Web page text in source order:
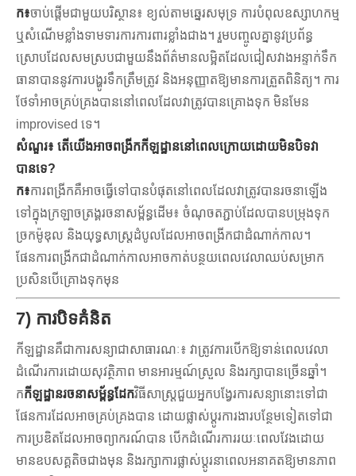
ក៖ចាប់ផ្តើមជាមួយបរិស្ថាន៖ ខ្យល់តាមឆ្នេរសមុទ្រ ការបំពុលឧស្សាហកម្ម
ឬសំណើមខ្លាំងទាមទារការការពារខ្លាំងជាង។ រួមបញ្ចូលគ្នានូវប្រព័ន្ធ
ស្រោបដែលសមស្របជាមួយនឹងព័ត៌មានលម្អិតដែលជៀសវាងអន្ទាក់ទឹក
ធានាបាននូវការបង្ហូរទឹកត្រឹមត្រូវ និងអនុញ្ញាតឱ្យមានការត្រួតពិនិត្យ។ ការ
ថែទាំអាចគ្រប់គ្រងបាននៅពេលដែលវាត្រូវបានគ្រោងទុក មិនមែន
improvised ទេ។
សំណួរ៖ តើយើងអាចពង្រីកកីឡដ្ឋាននៅពេលក្រោយដោយមិនបិទវា
បានទេ?
ក៖ការពង្រីកគឺអាចធ្វើទៅបានបំផុតនៅពេលដែលវាត្រូវបានរចនាឡើង
ទៅក្នុងក្រឡាចត្រង្គរចនាសម្ព័ន្ធដើម៖ ចំណុចតភ្ជាប់ដែលបានបម្រុងទុក
ច្រកម៉ូឌុល និងយុទ្ធសាស្ត្រដំបូលដែលអាចពង្រីកជាដំណាក់កាល។
ផែនការពង្រីកជាដំណាក់កាលអាចកាត់បន្ថយពេលវេលាឈប់សម្រាក
ប្រសិនបើគ្រោងទុកមុន
7) ការបិទគំនិត
កីឡដ្ឋានគឺជាការសន្យាជាសាធារណៈ៖ វាត្រូវការបើកឱ្យទាន់ពេលវេលា
ដំណើរការដោយសុវត្ថិភាព មានអារម្មណ៍ស្រួល និងរក្សាបានច្រើនឆ្នាំ។
កកីឡដ្ឋានរចនាសម្ព័ន្ធដែកវិធីសាស្រ្តជួយអ្នកបង្វែរការសន្យានោះទៅជា
ផែនការដែលអាចគ្រប់គ្រងបាន ដោយផ្លាស់ប្តូរការងារបន្ថែមទៀតទៅជា
ការប្រឌិតដែលអាចព្យាករណ៍បាន បើកដំណើរការរយៈពេលវែងដោយ
មានឧបសគ្គតិចជាងមុន និងរក្សាការផ្លាស់ប្តូរនាពេលអនាគតឱ្យមានភាព